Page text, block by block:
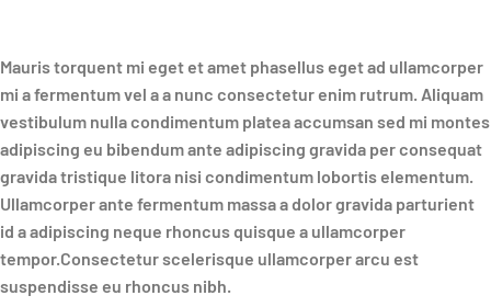
Mauris torquent mi eget et amet phasellus eget ad ullamcorper
mi a fermentum vel a a nunc consectetur enim rutrum. Aliquam
vestibulum nulla condimentum platea accumsan sed mi montes
adipiscing eu bibendum ante adipiscing gravida per consequat
gravida tristique litora nisi condimentum lobortis elementum.
Ullamcorper ante fermentum massa a dolor gravida parturient
id a adipiscing neque rhoncus quisque a ullamcorper
tempor.Consectetur scelerisque ullamcorper arcu est
suspendisse eu rhoncus nibh.